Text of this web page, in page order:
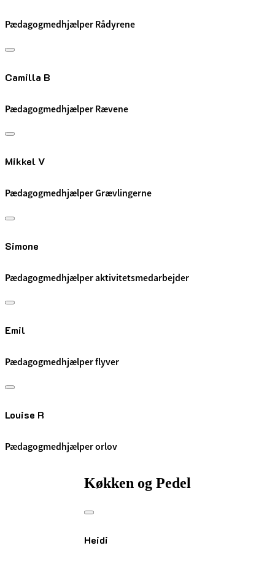
Pædagogmedhjælper Rådyrene
Camilla B
Pædagogmedhjælper Rævene
Mikkel V
Pædagogmedhjælper Grævlingerne
Simone
Pædagogmedhjælper aktivitetsmedarbejder
Emil
Pædagogmedhjælper flyver
Louise R
Pædagogmedhjælper orlov
Køkken og Pedel
Heidi